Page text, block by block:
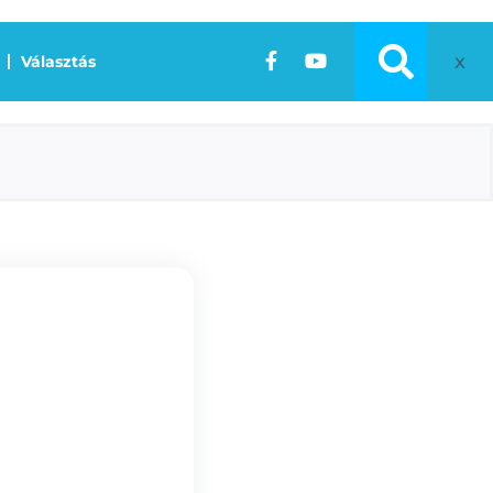
Választás x